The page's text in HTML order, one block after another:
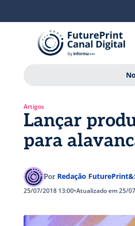
Artigos
Lançar
para
Por Redação
25/07/2018 13:00•Atualizado em 25/